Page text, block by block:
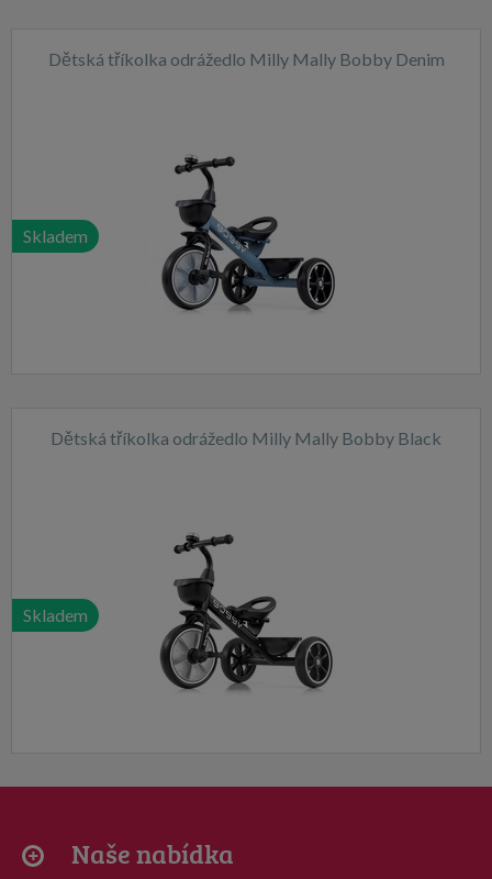
Dětská tříkolka odrážedlo Milly Mally Bobby Denim
Skladem
Dětská tříkolka odrážedlo Milly Mally Bobby Black
Skladem
Naše nabídka